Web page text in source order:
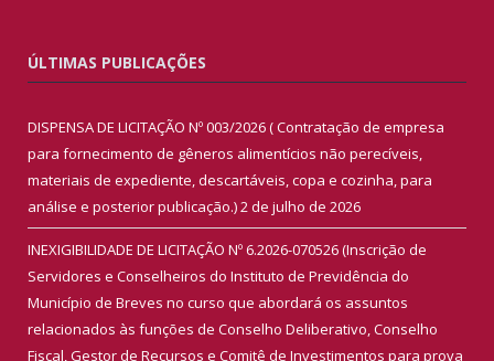
ÚLTIMAS PUBLICAÇÕES
DISPENSA DE LICITAÇÃO Nº 003/2026 ( Contratação de empresa
para fornecimento de gêneros alimentícios não perecíveis,
materiais de expediente, descartáveis, copa e cozinha, para
análise e posterior publicação.)2 de julho de 2026
INEXIGIBILIDADE DE LICITAÇÃO Nº 6.2026-070526 (Inscrição de
Servidores e Conselheiros do Instituto de Previdência do
Município de Breves no curso que abordará os assuntos
relacionados às funções de Conselho Deliberativo, Conselho
Fiscal, Gestor de Recursos e Comitê de Investimentos para prova